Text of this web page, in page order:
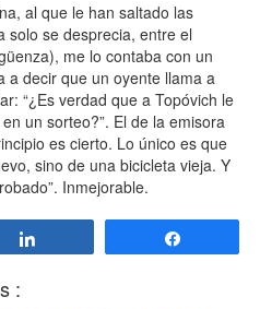
al que le han saltado las
solo se desprecia, entre el
me lo contaba con un
a decir que un oyente llama a
“¿Es verdad que a Topóvich le
un sorteo?”. El de la emisora
es cierto. Lo único es que
sino de una bicicleta vieja. Y
Inmejorable.
: